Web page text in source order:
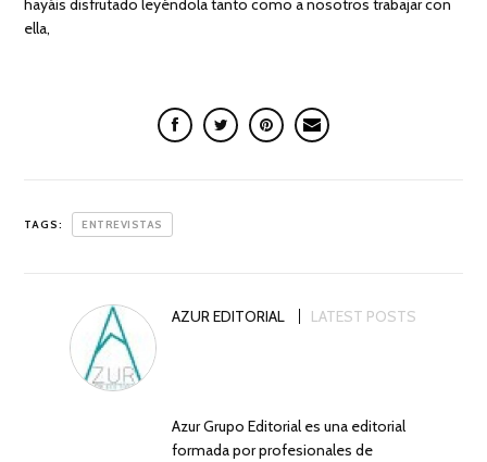
hayáis disfrutado leyéndola tanto como a nosotros trabajar con
ella,
TAGS: ENTREVISTAS
AZUR EDITORIAL LATEST POSTS
Azur Grupo Editorial es una editorial
formada por profesionales de